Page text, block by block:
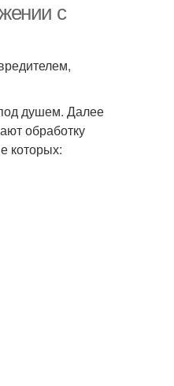
с
душем. Далее
обработку
которых: